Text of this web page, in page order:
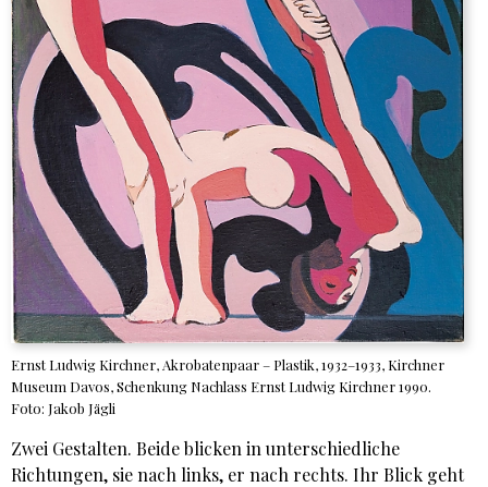
Ernst Ludwig Kirchner, Akrobatenpaar – Plastik, 1932–1933, Kirchner
Museum Davos, Schenkung Nachlass Ernst Ludwig Kirchner 1990.
Foto: Jakob Jägli
Zwei Gestalten. Beide blicken in unterschiedliche
Richtungen, sie nach links, er nach rechts. Ihr Blick geht